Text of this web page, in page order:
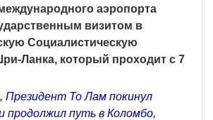
аэропорта
визитом в
Социалистическую
Ланка, который проходит с 7
Президент То Лам покинул
продолжил путь в Коломбо,